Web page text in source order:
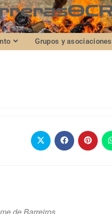
Grupos y asociaciones